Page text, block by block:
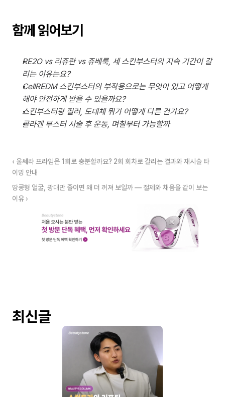
함께 읽어보기
RE2O vs 리쥬란 vs 쥬베룩, 세 스킨부스터의 지속 기간이 갈
리는 이유는요?
CellREDM 스킨부스터의 부작용으로는 무엇이 있고 어떻게
해야 안전하게 받을 수 있을까요?
스킨부스터랑 필러, 도대체 뭐가 어떻게 다른 건가요?
콜라겐 부스터 시술 후 운동, 며칠부터 가능할까
‹ 울쎄라 프라임은 1회로 충분할까요? 2회 회차로 갈리는 결과와 재시술 타
이밍 안내
땅콩형 얼굴, 광대만 줄이면 왜 더 꺼져 보일까 — 절제와 채움을 같이 보는
이유 ›
최신글